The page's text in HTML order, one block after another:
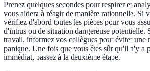
Prenez quelques secondes pour respirer et
vous aidera à réagir de manière rationnelle. Si
vérifiez d'abord toutes les pièces pour vous
d'intrus ou de situation dangereuse potentielle.
travail, informez vos collègues pour éviter une
panique. Une fois que vous êtes sûr qu'il n'y a
immédiat, passez à la deuxième étape.